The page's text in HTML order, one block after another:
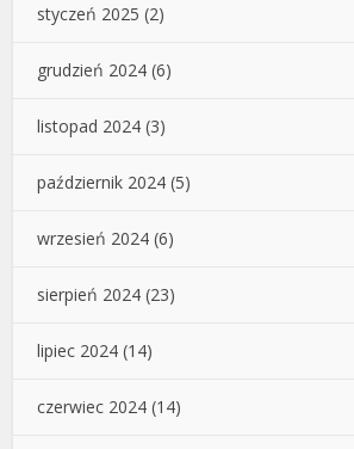
styczeń 2025 (2)
grudzień 2024 (6)
listopad 2024 (3)
październik 2024 (5)
wrzesień 2024 (6)
sierpień 2024 (23)
lipiec 2024 (14)
czerwiec 2024 (14)